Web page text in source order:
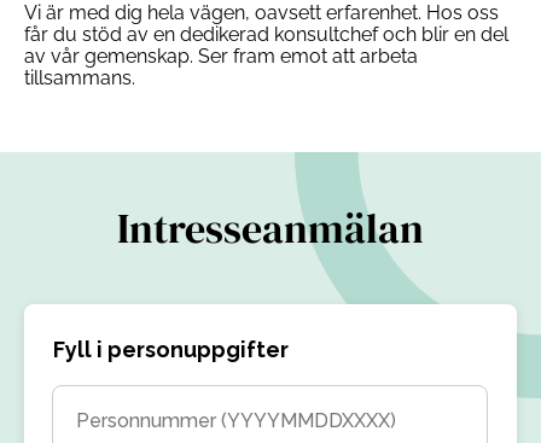
Vi är med dig hela vägen, oavsett erfarenhet. Hos oss
får du stöd av en dedikerad konsultchef och blir en del
av vår gemenskap. Ser fram emot att arbeta
tillsammans.
Intresseanmälan
Fyll i personuppgifter
Personnummer (YYYYMMDDXXXX)